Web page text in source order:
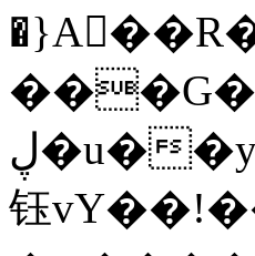
ڸ�u��y����2o�Gc���t!W���k+(���
钰